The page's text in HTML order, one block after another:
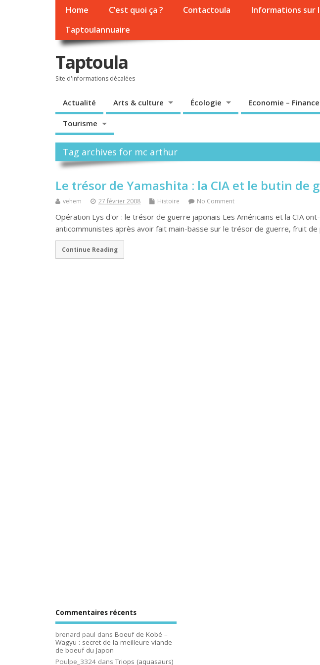
Home C’est quoi ça ? Contactoula Informations sur
Taptoulannuaire
Taptoula
Site d'informations décalées
Actualité Arts & culture Écologie Economie – Finance
Tourisme
Tag archives for mc arthur
Le trésor de Yamashita : la CIA et le butin de
vehem 27 février 2008 Histoire No Comment
Opération Lys d'or : le trésor de guerre japonais Les Américains et la CIA
anticommunistes après avoir fait main-basse sur le trésor de guerre, fruit de
Continue Reading
Commentaires récents
brenard paul dans Boeuf de Kobé –
Wagyu : secret de la meilleure viande
de boeuf du Japon
Poulpe_3324 dansTriops (aquasaurs)